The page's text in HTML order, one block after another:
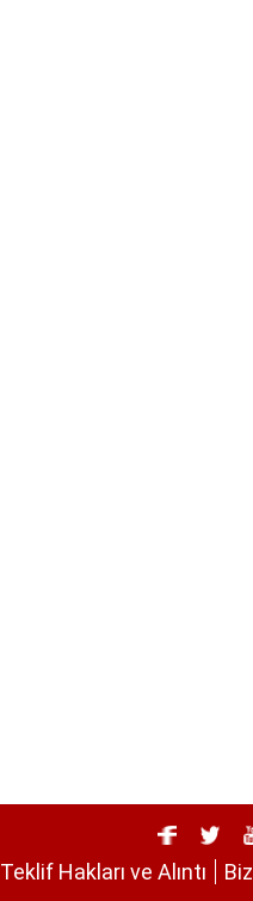
Teklif Hakları ve Alıntı